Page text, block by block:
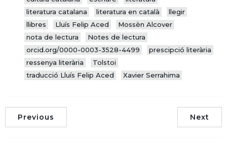
literatura catalana
literatura en català
llegir
llibres
Lluís Felip Aced
Mossèn Alcover
nota de lectura
Notes de lectura
orcid.org/0000-0003-3528-4499
prescipció literària
ressenya literària
Tolstoi
traducció Lluís Felip Aced
Xavier Serrahima
Previous Next